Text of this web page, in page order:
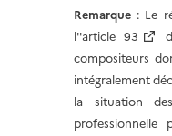
Remarque: Le
l''article 93
compositeurs
intégralement
la situation
professionnelle